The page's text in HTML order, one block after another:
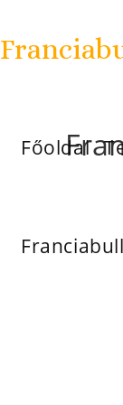
Főoldal